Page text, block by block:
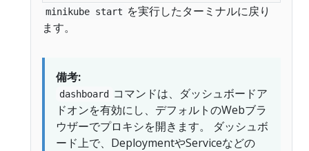
minikube start を実行したターミナルに戻り
ます。
備考:
dashboard
コマンドは、ダッシュボードア
ドオンを有効にし、デフォルトのWebブラ
ウザーでプロキシを開きます。 ダッシュボ
ード上で、DeploymentやServiceなどの